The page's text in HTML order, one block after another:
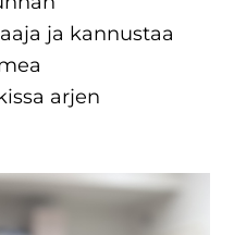
ja kannustaa
arjen